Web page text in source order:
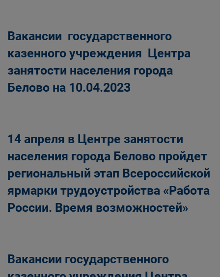
Вакансии государственного
казенного учреждения Центра
занятости населения города
Белово на 10.04.2023
14 апреля в Центре занятости
населения города Белово пройдет
региональный этап Всероссийской
ярмарки трудоустройства «Работа
России. Время возможностей»
Вакансии государственного